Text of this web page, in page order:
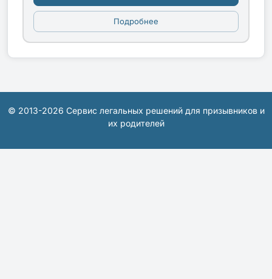
Подробнее
© 2013-2026 Сервис легальных решений для призывников и
их родителей